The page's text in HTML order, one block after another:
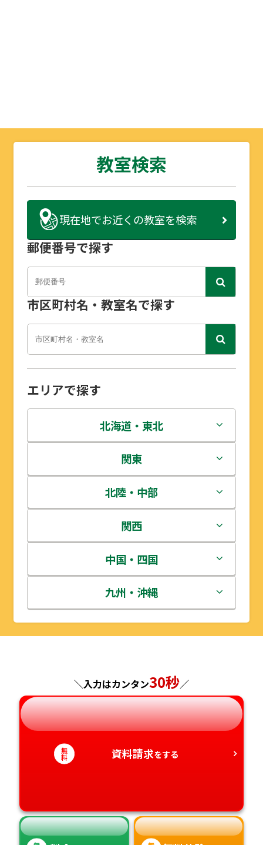
教室検索
現在地でお近くの教室を検索
郵便番号で探す
市区町村名・教室名で探す
エリアで探す
北海道・東北
北海道
青森県
岩手県
宮城県
秋田県
山形県
関東
茨城県
栃木県
群馬県
埼玉県
千葉県
神奈川県
北陸・中部
新潟県
富山県
石川県
福井県
長野県
岐阜県
静岡県
関西
三重県
滋賀県
京都府
兵庫県
奈良県
和歌山県
中国・四国
鳥取県
島根県
広島県
山口県
徳島県
愛媛県
九州・沖縄
福岡県
長崎県
熊本県
大分県
鹿児島県
＼入力はカンタン30秒／
無
料 資料請求をする